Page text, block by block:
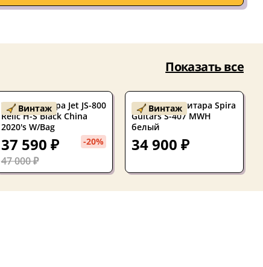
Показать все
Винтаж
Электрогитара Jet JS-800
Relic H-S Black China
2020's W/Bag
37 590 ₽ -20%
47 000 ₽
Винтаж
Б/У Электрогитара Spira
Guitars S-407 MWH
белый
34 900 ₽